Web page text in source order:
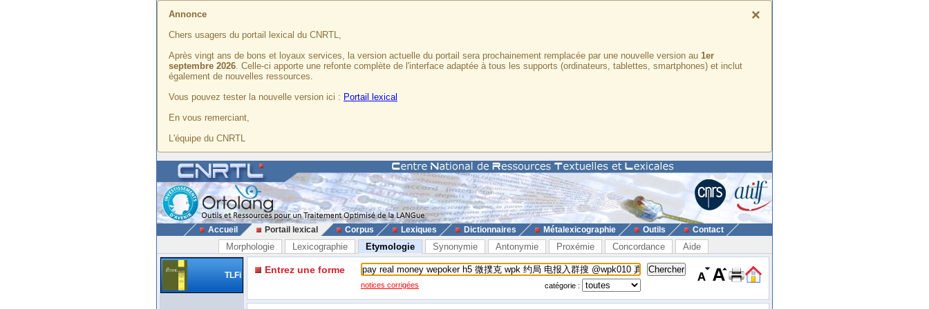
×
Annonce
Chers usagers du portail lexical du CNRTL,
Après vingt ans de bons et loyaux services, la version actuelle du portail sera prochainement remplacée par une nouvelle version au 1er
septembre 2026. Celle-ci apporte une refonte complète de l'interface adaptée à tous les supports (ordinateurs, tablettes, smartphones) et inclut
également de nouvelles ressources.
Vous pouvez tester la nouvelle version ici : Portail lexical
En vous remerciant,
L'équipe du CNRTL
Accueil Portail lexical Corpus Lexiques Dictionnaires Métalexicographie Outils Contact
Morphologie Lexicographie Etymologie Synonymie Antonymie Proxémie Concordance Aide
TLFi Entrez une forme
notices corrigées catégorie :